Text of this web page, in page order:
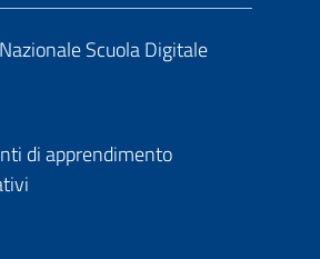
Scuola Digitale
di apprendimento